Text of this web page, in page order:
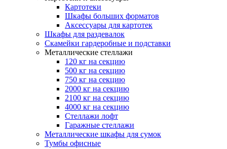
Картотеки
Шкафы больших форматов
Аксессуары для картотек
Шкафы для раздевалок
Скамейки гардеробные и подставки
Металлические стеллажи
120 кг на секцию
500 кг на секцию
750 кг на секцию
2000 кг на секцию
2100 кг на секцию
4000 кг на секцию
Стеллажи лофт
Гаражные стеллажи
Металлические шкафы для сумок
Тумбы офисные